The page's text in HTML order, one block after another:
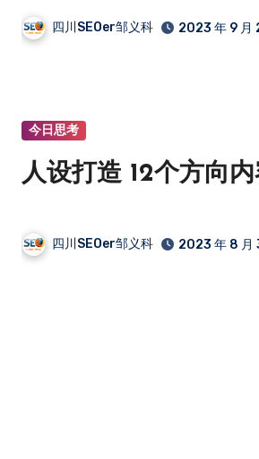
四川SEOer邹义科 2023 年 9 月
今日思考
人设打造 12个方向
四川SEOer邹义科 2023 年 8 月